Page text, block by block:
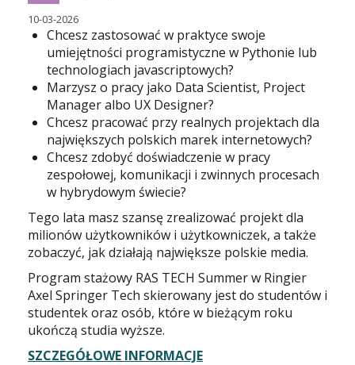
10-03-2026
Chcesz zastosować w praktyce swoje
umiejętności programistyczne w Pythonie lub
technologiach javascriptowych?
Marzysz o pracy jako Data Scientist, Project
Manager albo UX Designer?
Chcesz pracować przy realnych projektach dla
największych polskich marek internetowych?
Chcesz zdobyć doświadczenie w pracy
zespołowej, komunikacji i zwinnych procesach
w hybrydowym świecie?
Tego lata masz szansę zrealizować projekt dla
milionów użytkowników i użytkowniczek, a także
zobaczyć, jak działają największe polskie media.
Program stażowy RAS TECH Summer w Ringier
Axel Springer Tech skierowany jest do studentów i
studentek oraz osób, które w bieżącym roku
ukończą studia wyższe.
SZCZEGÓŁOWE INFORMACJE